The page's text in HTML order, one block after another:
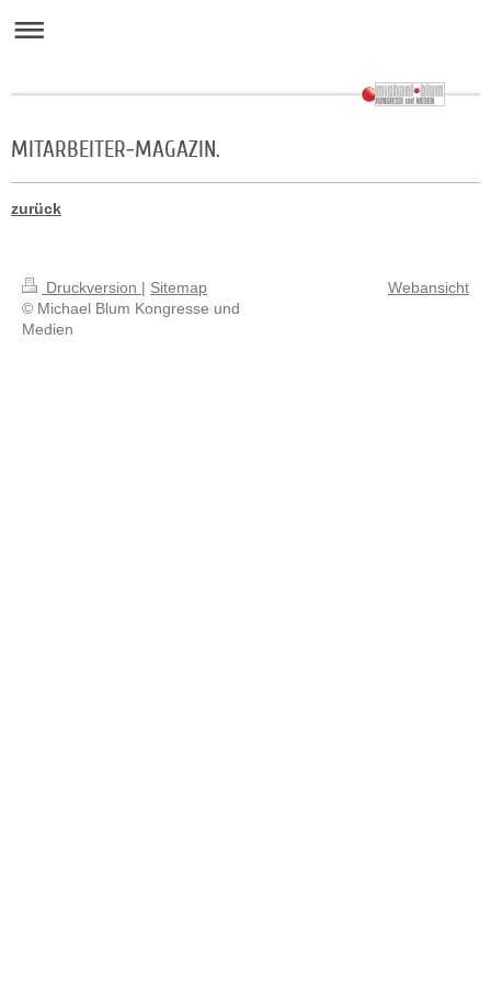
MITARBEITER-MAGAZIN.
zurück
Druckversion | Sitemap
© Michael Blum Kongresse und
Medien
Webansicht